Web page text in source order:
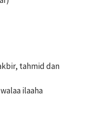
tahmid dan
ilaaha